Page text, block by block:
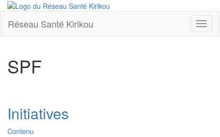
Réseau Santé Kirikou
SPF
Initiatives
Contenu